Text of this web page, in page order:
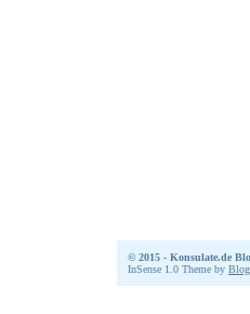
© 2015 - Konsulate.de
InSense 1.0 Theme by